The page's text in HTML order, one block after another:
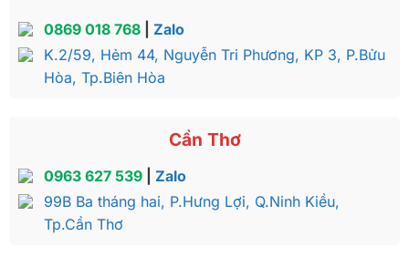
0869 018 768| Zalo
K.2/59, Hẻm 44, Nguyễn Tri Phương, KP 3, P.Bửu
Hòa, Tp.Biên Hòa
Cần Thơ
0963 627 539| Zalo
99B Ba tháng hai, P.Hưng Lợi, Q.Ninh Kiều,
Tp.Cần Thơ